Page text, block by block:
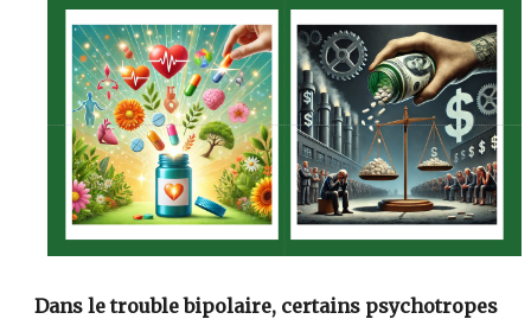
Dans le trouble bipolaire, certains psychotropes